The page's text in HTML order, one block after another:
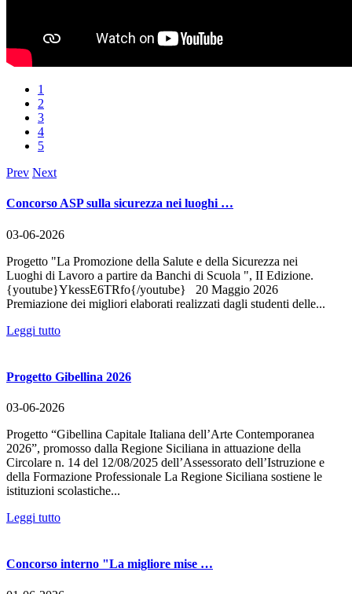
1
2
3
4
5
Prev Next
Concorso ASP sulla sicurezza nei luoghi …
03-06-2026
Progetto "La Promozione della Salute e della Sicurezza nei
Luoghi di Lavoro a partire da Banchi di Scuola ", II Edizione.
{youtube}YkessE6TRfo{/youtube} 20 Maggio 2026
Premiazione dei migliori elaborati realizzati dagli studenti delle...
Leggi tutto
Progetto Gibellina 2026
03-06-2026
Progetto “Gibellina Capitale Italiana dell’Arte Contemporanea
2026”, promosso dalla Regione Siciliana in attuazione della
Circolare n. 14 del 12/08/2025 dell’Assessorato dell’Istruzione e
della Formazione Professionale La Regione Siciliana sostiene le
istituzioni scolastiche...
Leggi tutto
Concorso interno "La migliore mise …